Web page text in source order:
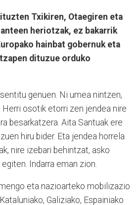
Txikiren, Otaegiren eta
heriotzak, ez bakarrik
hainbat gobernuk eta
dituzue orduko
genuen. Ni umea nintzen,
Herri osotik etorri zen jendea nire
besarkatzera. Aita Santuak ere
hiru bider. Eta jendea horrela
nire izebari behintzat, asko
Indarra eman zion.
eta nazioarteko mobilizazio
Galiziako, Espainiako